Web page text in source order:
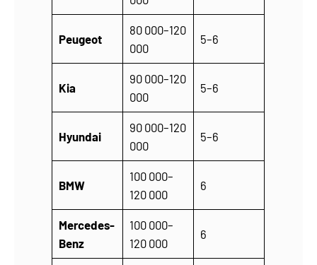
Peugeot
80 000–120
000
5–6
Kia
90 000–120
000
5–6
Hyundai
90 000–120
000
5–6
BMW
100 000–
120 000
6
Mercedes-
Benz
100 000–
120 000
6